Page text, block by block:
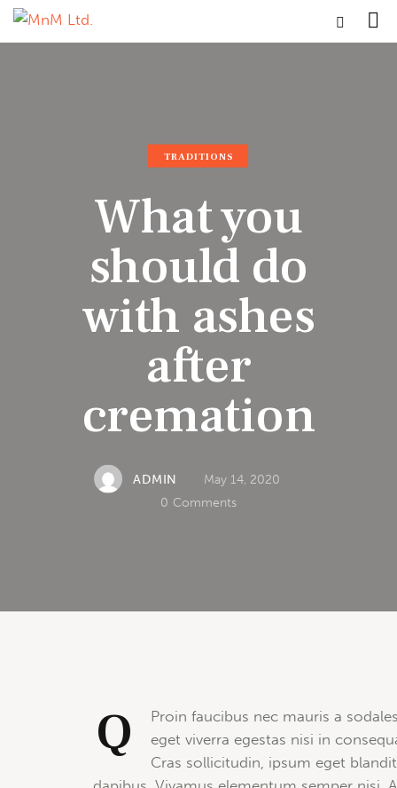
TRADITIONS
What you
should do
with ashes
after
cremation
ADMIN
May 14, 2020
0 Comments
Q
Proin faucibus nec mauris a
eget viverra egestas nisi in
Cras sollicitudin, ipsum eget